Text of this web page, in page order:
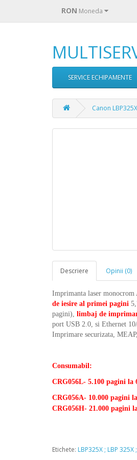
RON Moneda
SERVICE ECHIPAMENTE
Canon LBP325X
Descriere Opinii (0)
Imprimanta laser monocrom
de iesire al primei pagini
pagini), limbaj de
port USB 2.0, si Ethernet
Imprimare securizata,
Consumabil:
CRG056L- 5.100 pagini la
CRG056A- 10.000 pagini
CRG056H- 21.000 pagini
Etichete: LBP325X ; LBP